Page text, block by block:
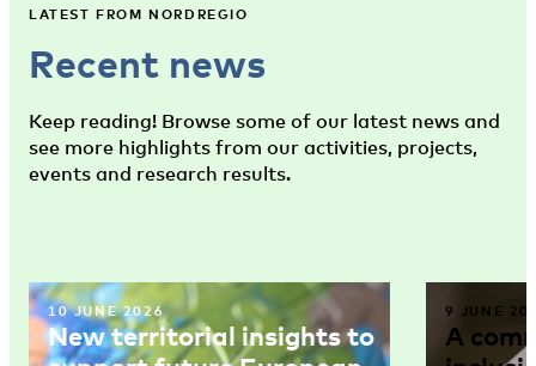
LATEST FROM NORDREGIO
Recent news
Keep reading! Browse some of our latest news and
see more highlights from our activities, projects,
events and research results.
10 JUNE 2026
New territorial insights to
9 JUNE
A